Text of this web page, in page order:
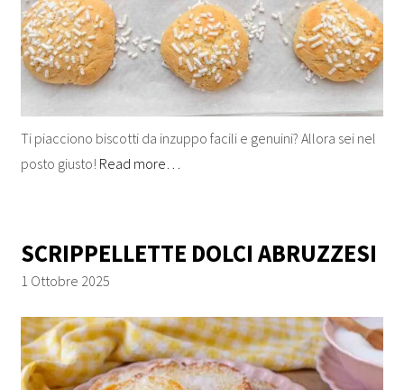
Ti piacciono biscotti da inzuppo facili e genuini? Allora sei nel
posto giusto! Read more…
SCRIPPELLETTE DOLCI ABRUZZESI
1 Ottobre 2025